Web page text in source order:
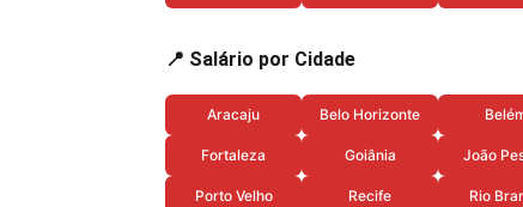
📍 Salário por Cidade
Aracaju Belo Horizonte
Fortaleza Goiânia João
Porto Velho Recife Rio